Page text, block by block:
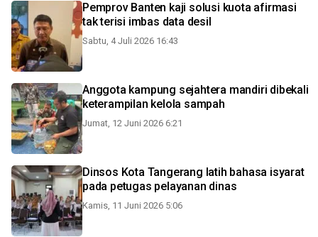
Pemprov Banten kaji solusi kuota afirmasi
tak terisi imbas data desil
Sabtu, 4 Juli 2026 16:43
Anggota kampung sejahtera mandiri dibekali
keterampilan kelola sampah
Jumat, 12 Juni 2026 6:21
Dinsos Kota Tangerang latih bahasa isyarat
pada petugas pelayanan dinas
Kamis, 11 Juni 2026 5:06